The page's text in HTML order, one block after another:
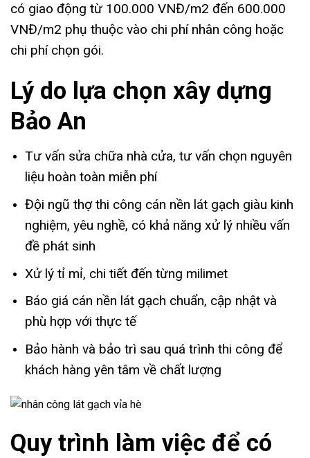
có giao động từ 100.000 VNĐ/m2 đến 600.000
VNĐ/m2 phụ thuộc vào chi phí nhân công hoặc
chi phí chọn gói.
Lý do lựa chọn xây dựng
Bảo An
Tư vấn sửa chữa nhà cửa, tư vấn chọn nguyên
liệu hoàn toàn miễn phí
Đội ngũ thợ thi công cán nền lát gạch giàu kinh
nghiệm, yêu nghề, có khả năng xử lý nhiều vấn
đề phát sinh
Xử lý tỉ mỉ, chi tiết đến từng milimet
Báo giá cán nền lát gạch chuẩn, cập nhật và
phù hợp với thực tế
Bảo hành và bảo trì sau quá trình thi công để
khách hàng yên tâm về chất lượng
Quy trình làm việc để có